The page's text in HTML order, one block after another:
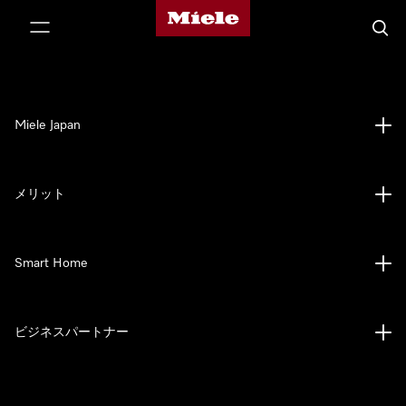
Mieleのホームページ
検索
Miele Japan
メリット
Smart Home
ビジネスパートナー